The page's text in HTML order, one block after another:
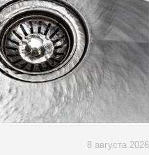
8 августа 2026